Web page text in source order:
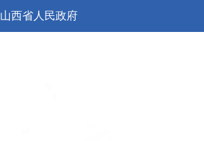
山西省人民政府